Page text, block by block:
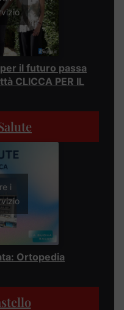
il futuro passa
CLICCA PER IL
i
Ortopedia